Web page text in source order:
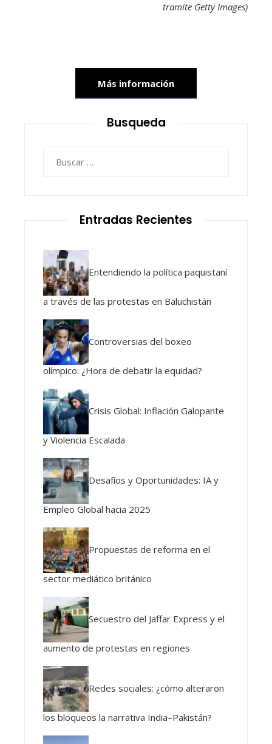
tramite Getty Images)
Más información
Busqueda
Entradas Recientes
Entendiendo la política paquistaní
a través de las protestas en Baluchistán
Controversias del boxeo
olímpico: ¿Hora de debatir la equidad?
Crisis Global: Inflación Galopante
y Violencia Escalada
Desafíos y Oportunidades: IA y
Empleo Global hacia 2025
Propuestas de reforma en el
sector mediático británico
Secuestro del Jaffar Express y el
aumento de protestas en regiones
Redes sociales: ¿cómo alteraron
los bloqueos la narrativa India–Pakistán?